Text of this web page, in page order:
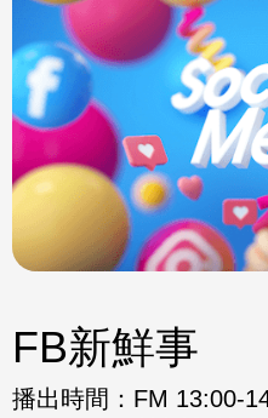
FB新鮮事
播出時間： FM 13:00-